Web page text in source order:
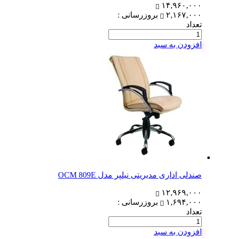
۱۴,۹۶۰,۰۰۰
۲,۱۶۷,۰۰۰
بروزرسانی :
تعداد
افزودن به سبد
صندلی اداری مدیریتی نیلپر مدل OCM 809E
۱۲,۹۶۹,۰۰۰
۱,۶۹۴,۰۰۰
بروزرسانی :
تعداد
افزودن به سبد